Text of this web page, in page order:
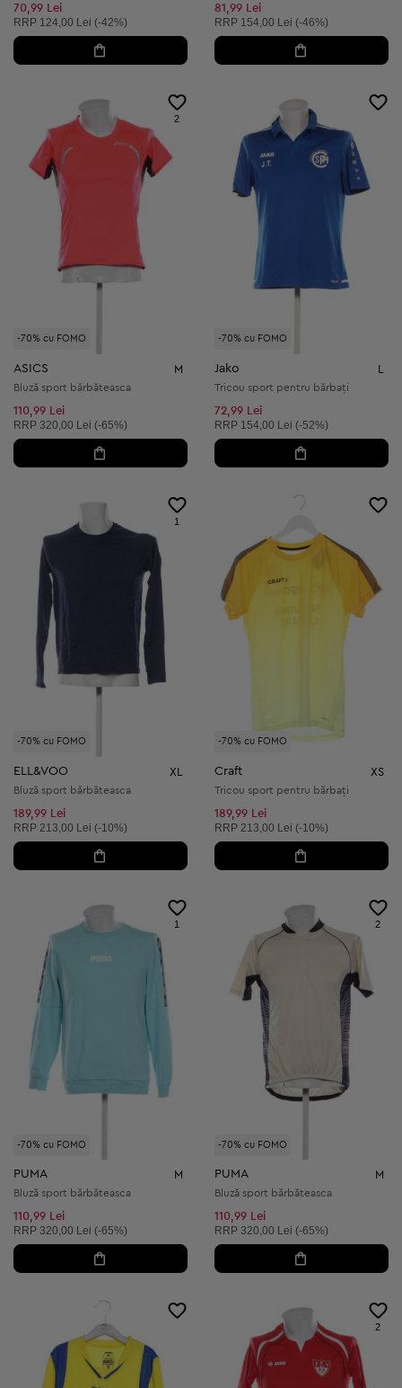
70,99 Lei
Preț recomandat:
RRP 124,00 Lei (-42%)
81,99 Lei
Preț recomandat:
RRP 154,00 Lei (-46%)
-70% cu FOMO
2
ASICS M
Bluză sport bărbăteasca
110,99 Lei
Preț recomandat:
RRP 320,00 Lei (-65%)
-70% cu FOMO
Jako L
Tricou sport pentru bărbați
72,99 Lei
Preț recomandat:
RRP 154,00 Lei (-52%)
-70% cu FOMO
1
ELL&VOO XL
Bluză sport bărbăteasca
189,99 Lei
Preț recomandat:
RRP 213,00 Lei (-10%)
-70% cu FOMO
Craft XS
Tricou sport pentru bărbați
189,99 Lei
Preț recomandat:
RRP 213,00 Lei (-10%)
-70% cu FOMO
1
PUMA M
Bluză sport bărbăteasca
110,99 Lei
Preț recomandat:
RRP 320,00 Lei (-65%)
-70% cu FOMO
2
PUMA M
Bluză sport bărbăteasca
110,99 Lei
Preț recomandat:
RRP 320,00 Lei (-65%)
2